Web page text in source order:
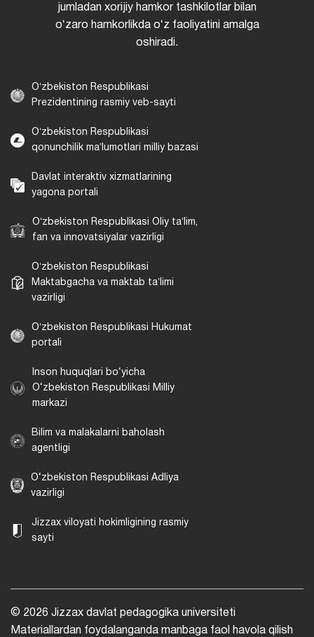
jumladan xorijiy hamkor tashkilotlar bilan
oʻzaro hamkorlikda oʻz faoliyatini amalga
oshiradi.
Oʻzbekiston Respublikasi
Prezidentining rasmiy veb-sayti
Oʻzbekiston Respublikasi
qonunchilik maʼlumotlari milliy bazasi
Davlat interaktiv xizmatlarining
yagona portali
Oʻzbekiston Respublikasi Oliy taʼlim,
fan va innovatsiyalar vazirligi
Oʻzbekiston Respublikasi
Maktabgacha va maktab taʼlimi
vazirligi
Oʻzbekiston Respublikasi Hukumat
portali
Inson huquqlari bo‘yicha
O‘zbekiston Respublikasi Milliy
markazi
Bilim va malakalarni baholash
agentligi
O‘zbekiston Respublikasi Adliya
vazirligi
Jizzax viloyati hokimligining rasmiy
sayti
© 2026 Jizzax davlat pedagogika universiteti
Materiallardan foydalanganda manbaga faol havola qilish